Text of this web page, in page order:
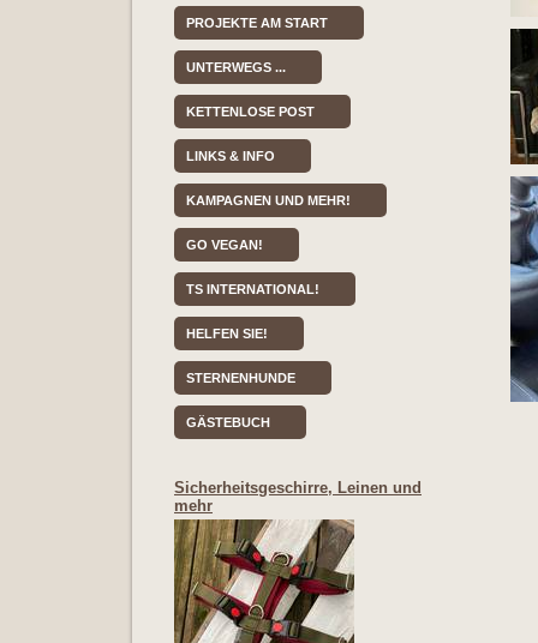
PROJEKTE AM START
UNTERWEGS ...
KETTENLOSE POST
LINKS & INFO
KAMPAGNEN UND MEHR!
GO VEGAN!
TS INTERNATIONAL!
HELFEN SIE!
STERNENHUNDE
GÄSTEBUCH
Sicherheitsgeschirre, Leinen und
mehr